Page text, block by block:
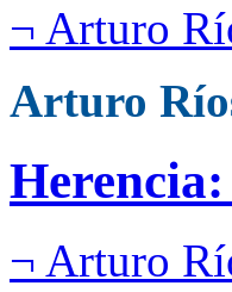
¬ Arturo
Arturo
¬ Arturo